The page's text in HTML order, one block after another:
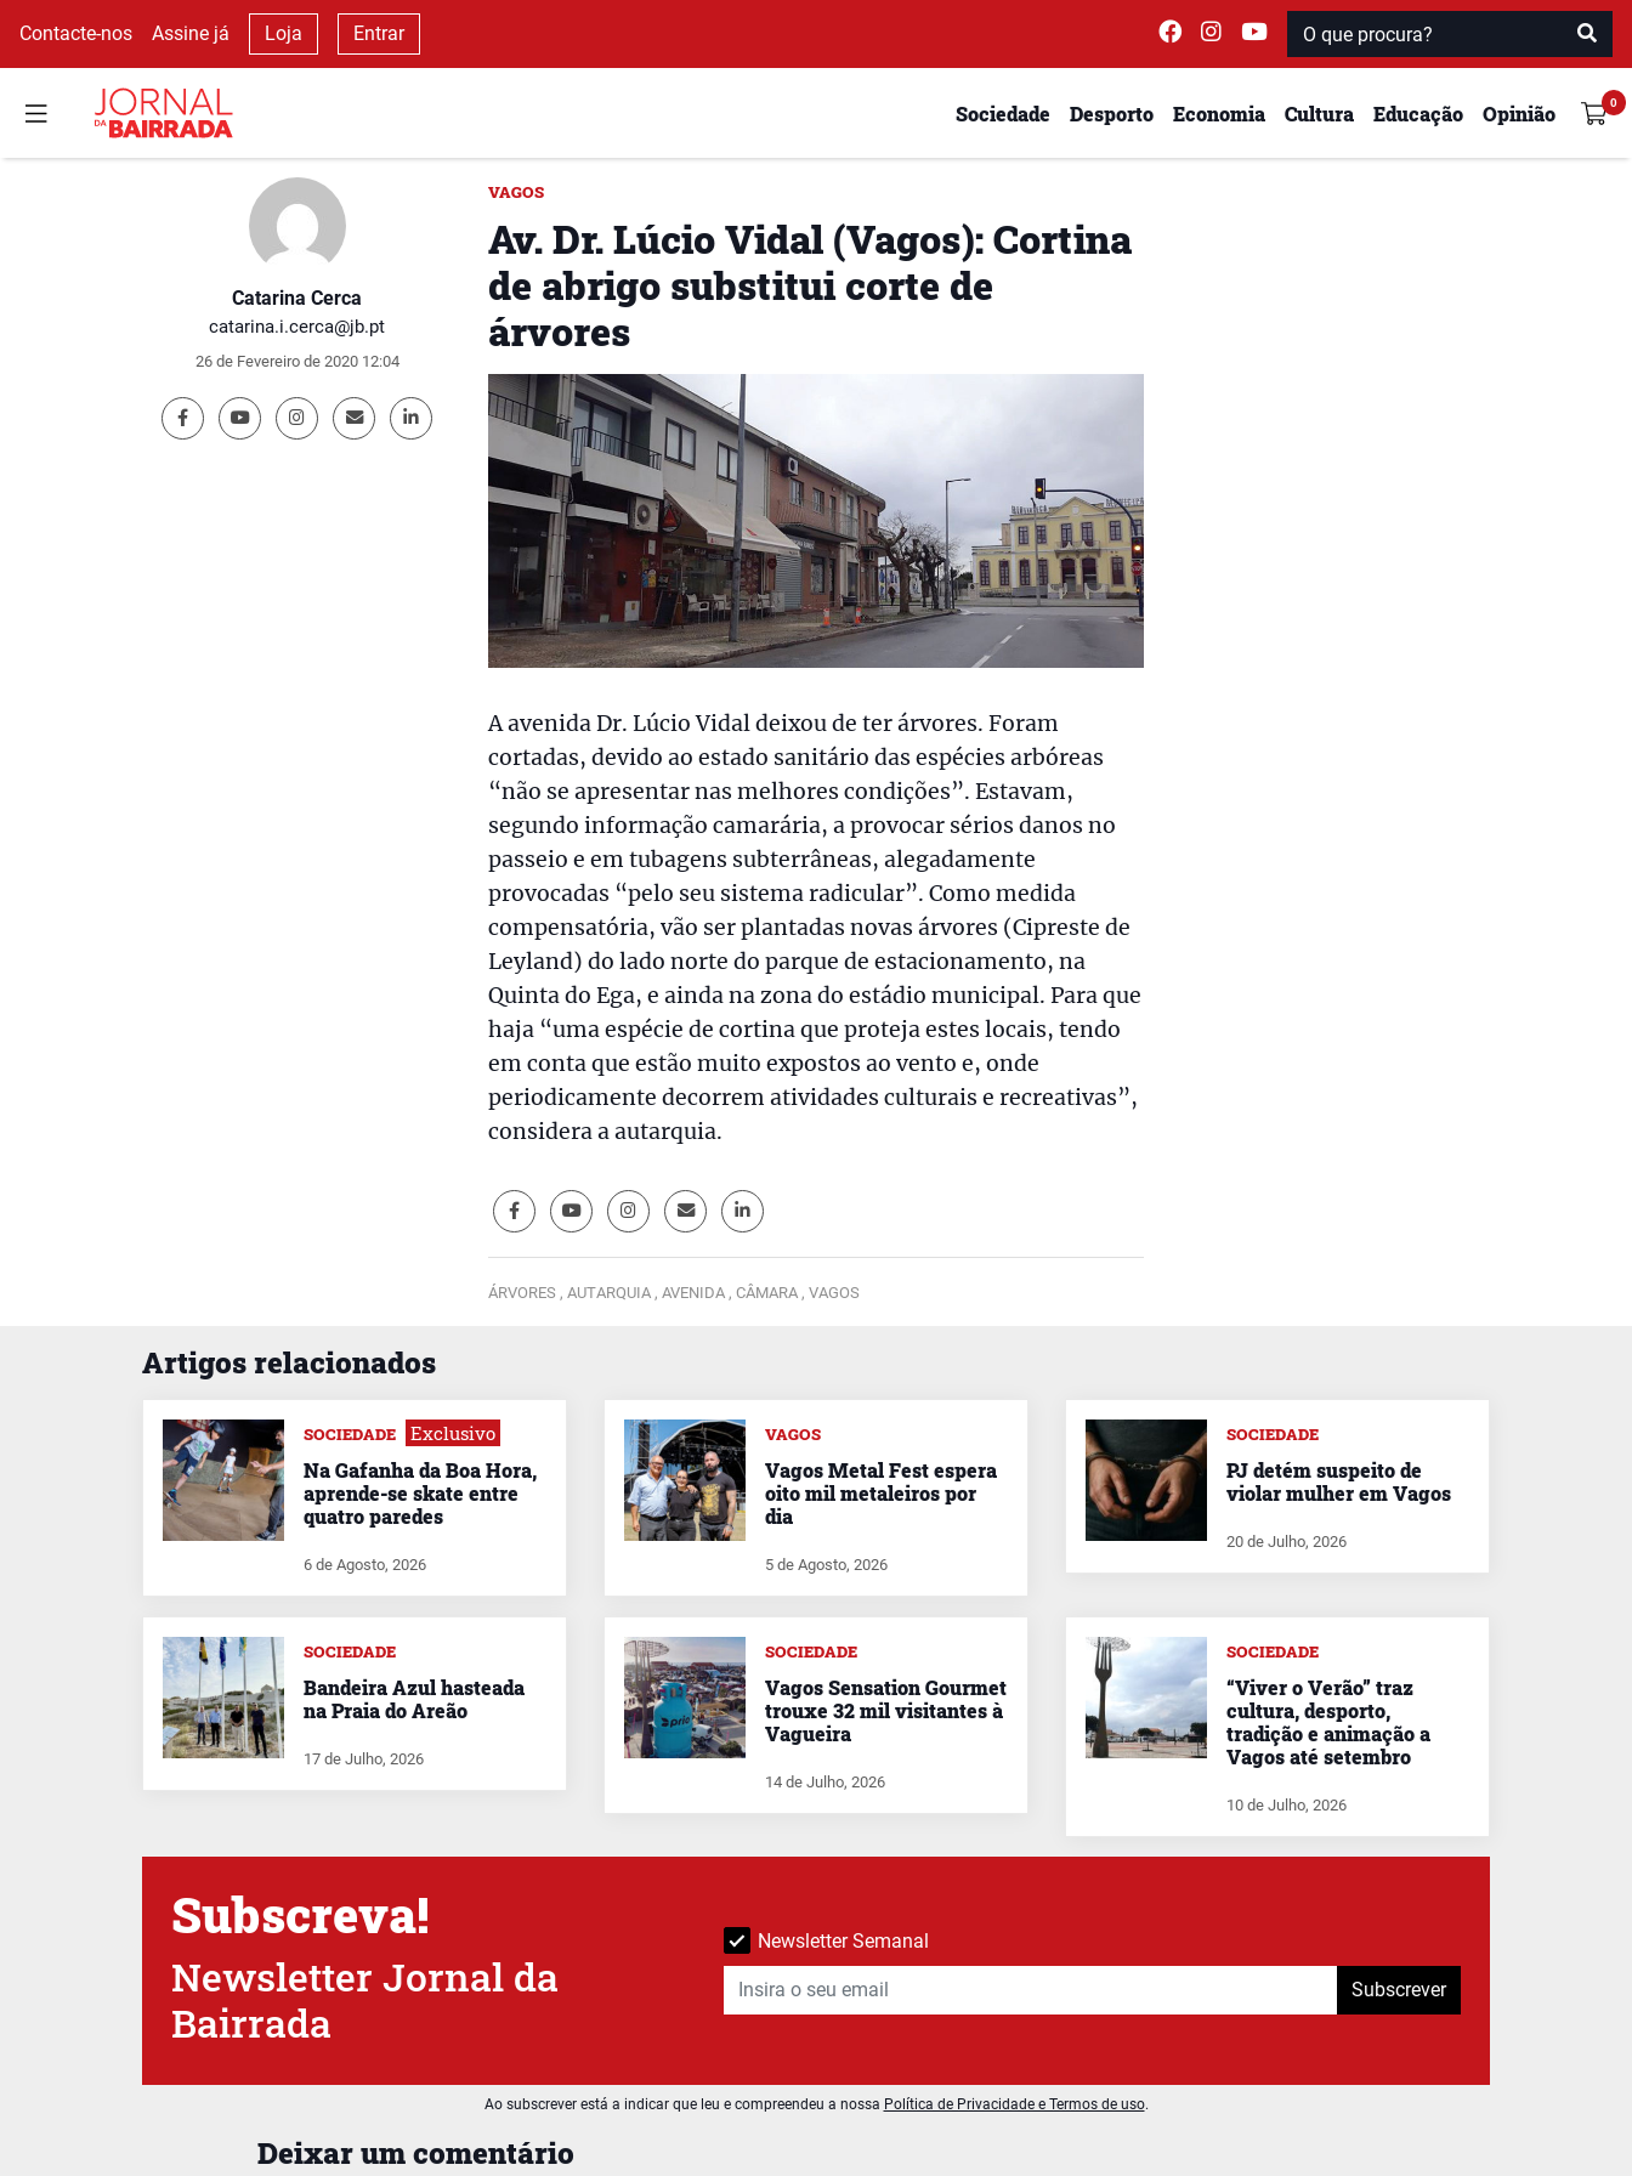
Contacte-nos Assine já Loja Entrar
Sociedade Desporto Economia Cultura Educação Opinião
Catarina Cerca
catarina.i.cerca@jb.pt
26 de Fevereiro de 2020 12:04
VAGOS
Av. Dr. Lúcio Vidal (Vagos): Cortina
de abrigo substitui corte de
árvores
A avenida Dr. Lúcio Vidal deixou de ter árvores. Foram
cortadas, devido ao estado sanitário das espécies arbóreas
“não se apresentar nas melhores condições”. Estavam,
segundo informação camarária, a provocar sérios danos no
passeio e em tubagens subterrâneas, alegadamente
provocadas “pelo seu sistema radicular”. Como medida
compensatória, vão ser plantadas novas árvores (Cipreste de
Leyland) do lado norte do parque de estacionamento, na
Quinta do Ega, e ainda na zona do estádio municipal. Para que
haja “uma espécie de cortina que proteja estes locais, tendo
em conta que estão muito expostos ao vento e, onde
periodicamente decorrem atividades culturais e recreativas”,
considera a autarquia.
ÁRVORES , AUTARQUIA , AVENIDA , CÂMARA , VAGOS
Artigos relacionados
Deixar um comentário
SOCIEDADE Exclusivo
Na Gafanha da Boa Hora,
aprende-se skate entre
quatro paredes
6 de Agosto, 2026
VAGOS
Vagos Metal Fest espera
oito mil metaleiros por
dia
5 de Agosto, 2026
SOCIEDADE
PJ detém suspeito de
violar mulher em Vagos
20 de Julho, 2026
SOCIEDADE
Bandeira Azul hasteada
na Praia do Areão
17 de Julho, 2026
SOCIEDADE
Vagos Sensation Gourmet
trouxe 32 mil visitantes à
Vagueira
14 de Julho, 2026
SOCIEDADE
“Viver o Verão” traz
cultura, desporto,
tradição e animação a
Vagos até setembro
10 de Julho, 2026
Subscreva!
Newsletter Jornal da
Bairrada
Newsletter Semanal
Subscrever
Ao subscrever está a indicar que leu e compreendeu a nossa Política de Privacidade e Termos de uso.